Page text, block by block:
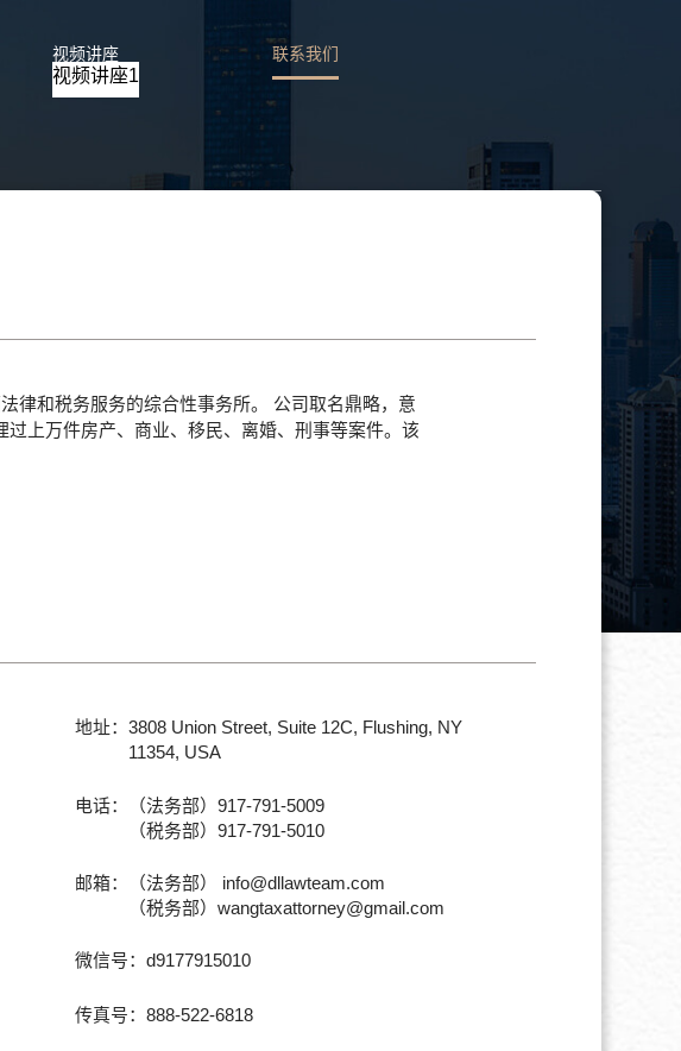
视频讲座
视频讲座1
联系我们
律和税务服务的综合性事务所。 公司取名鼎略，意
上万件房产、商业、移民、离婚、刑事等案件。该
地址：3808 Union Street, Suite 12C, Flushing, NY
11354, USA
电话：
（法务部）917-791-5009
（税务部）917-791-5010
邮箱：
（法务部） info@dllawteam.com
（税务部）wangtaxattorney@gmail.com
微信号：d9177915010
传真号：888-522-6818